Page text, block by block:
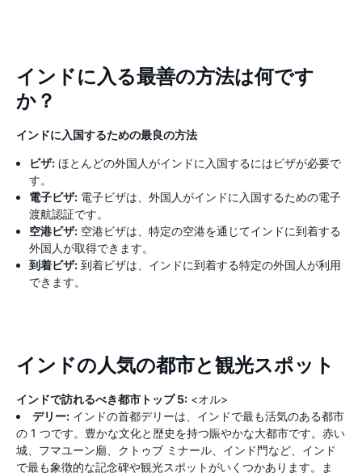
インドに入る最善の方法は何です
か？
インドに入国するための最良の方法
ビザ: ほとんどの外国人がインドに入国するにはビザが必要で
す。
電子ビザ: 電子ビザは、外国人がインドに入国するための電子
渡航認証です。
空港ビザ: 空港ビザは、特定の空港を通じてインドに到着する
外国人が取得できます。
到着ビザ: 到着ビザは、インドに到着する特定の外国人が利用
できます。
インドの人気の都市と観光スポット
インドで訪れるべき都市トップ 5: <オル>
デリー: インドの首都デリーは、インドで最も活気のある都市
の 1 つです。豊かな文化と歴史を持つ賑やかな大都市です。赤い
城、フマユーン廟、クトゥブ ミナール、インド門など、インド
で最も象徴的な記念碑や観光スポットがいくつかあります。ま